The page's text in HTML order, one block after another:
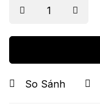
So Sánh